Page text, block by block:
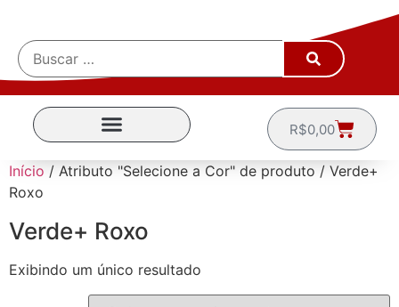
R$0,00
Início / Atributo "Selecione a Cor" de produto / Verde+
Roxo
Verde+ Roxo
Exibindo um único resultado